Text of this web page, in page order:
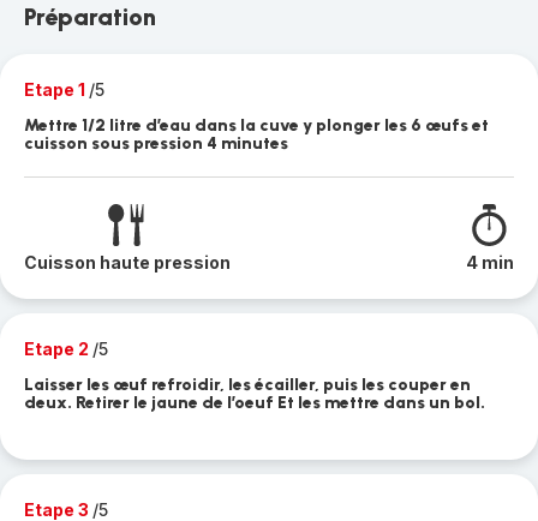
Préparation
Etape 1 /5
Mettre 1/2 litre d’eau dans la cuve y plonger les 6 œufs et
cuisson sous pression 4 minutes
Cuisson haute pression 4 min
Etape 2 /5
Laisser les œuf refroidir, les écailler, puis les couper en
deux. Retirer le jaune de l’oeuf Et les mettre dans un bol.
Etape 3 /5